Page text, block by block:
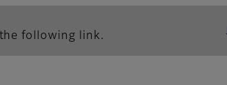
following link.